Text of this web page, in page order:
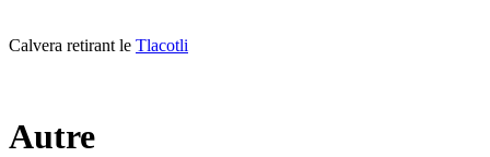
Calvera retirant le Tlacotli
Autre